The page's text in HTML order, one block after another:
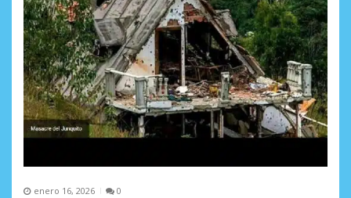
enero 16, 2026 0